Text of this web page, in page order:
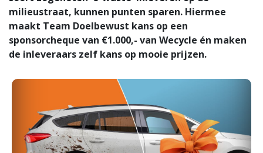
milieustraat, kunnen punten sparen. Hiermee
maakt Team Doelbewust kans op een
sponsorcheque van €1.000,- van Wecycle én maken
de inleveraars zelf kans op mooie prijzen.